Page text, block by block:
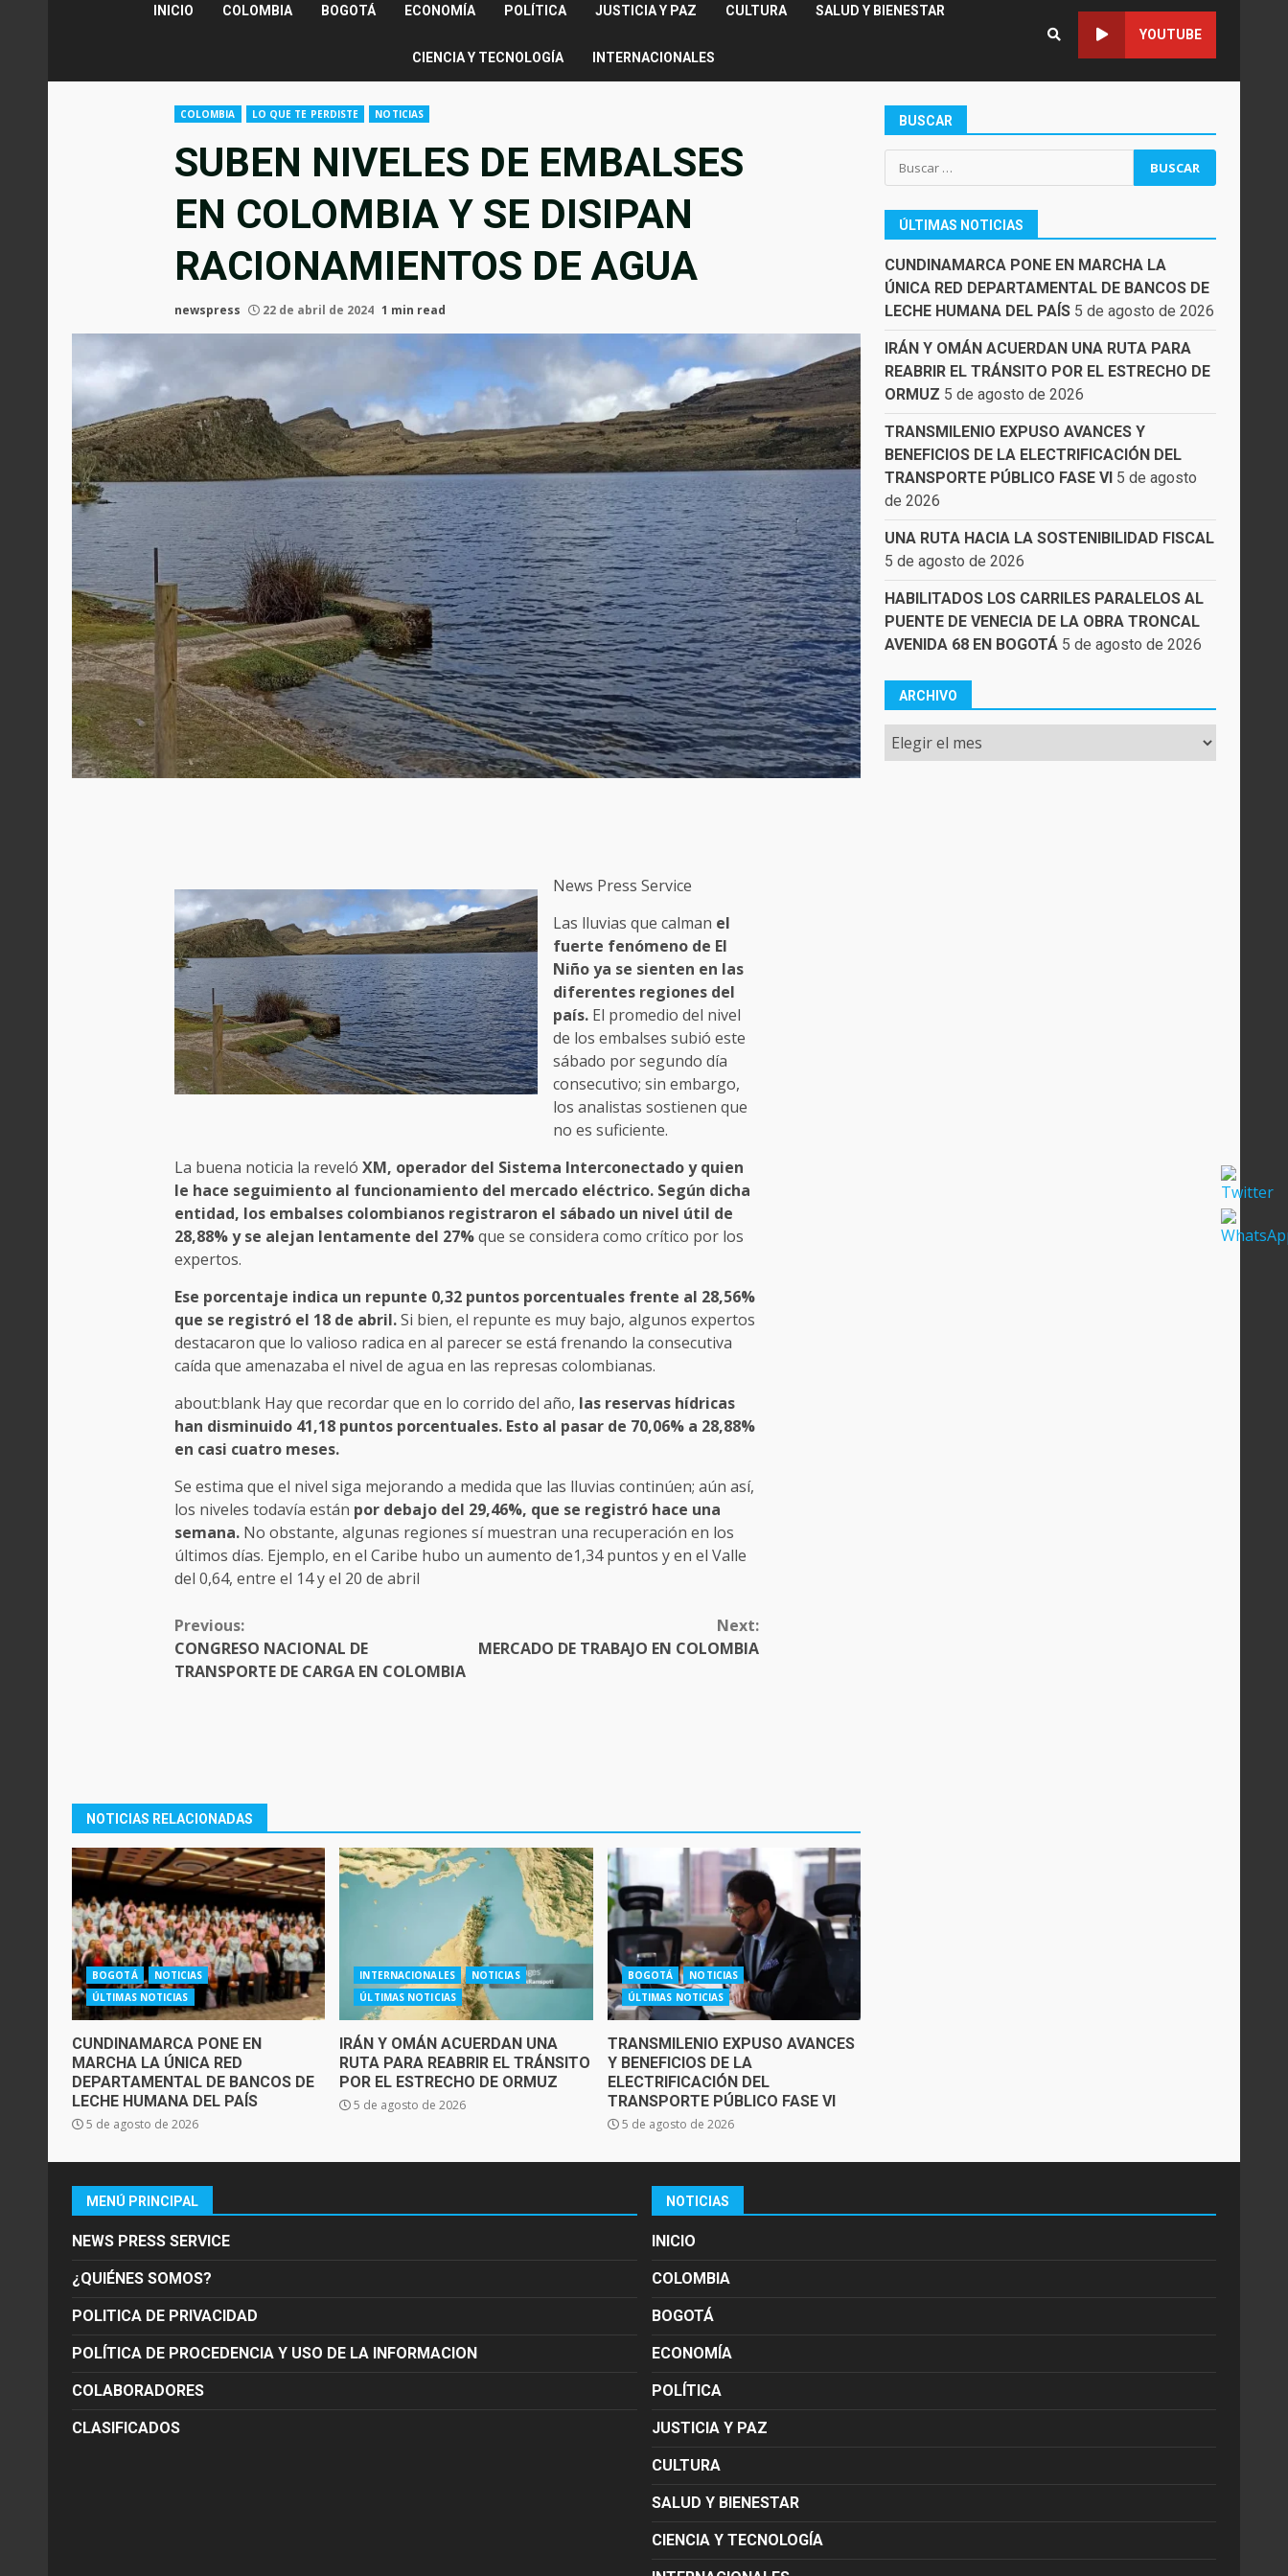
INICIO COLOMBIA BOGOTÁ ECONOMÍA POLÍTICA JUSTICIA Y PAZ CULTURA SALUD Y BIENESTAR
CIENCIA Y TECNOLOGÍA INTERNACIONALES
YOUTUBE
COLOMBIA LO QUE TE PERDISTE NOTICIAS
SUBEN NIVELES DE EMBALSES
EN COLOMBIA Y SE DISIPAN
RACIONAMIENTOS DE AGUA
newspress 22 de abril de 2024 1 min read
News Press Service
Las lluvias que calman el
fuerte fenómeno de El
Niño ya se sienten en las
diferentes regiones del
país. El promedio del nivel
de los embalses subió este
sábado por segundo día
consecutivo; sin embargo,
los analistas sostienen que
no es suficiente.
La buena noticia la reveló XM, operador del Sistema Interconectado y quien
le hace seguimiento al funcionamiento del mercado eléctrico. Según dicha
entidad, los embalses colombianos registraron el sábado un nivel útil de
28,88% y se alejan lentamente del 27%que se considera como crítico por los
expertos.
Ese porcentaje indica un repunte 0,32 puntos porcentuales frente al 28,56%
que se registró el 18 de abril.Si bien, el repunte es muy bajo, algunos expertos
destacaron que lo valioso radica en al parecer se está frenando la consecutiva
caída que amenazaba el nivel de agua en las represas colombianas.
about:blank Hay que recordar que en lo corrido del año, las reservas hídricas
han disminuido 41,18 puntos porcentuales. Esto al pasar de 70,06% a 28,88%
en casi cuatro meses.
Se estima que el nivel siga mejorando a medida que las lluvias continúen; aún así,
los niveles todavía están por debajo del 29,46%, que se registró hace una
semana.No obstante, algunas regiones sí muestran una recuperación en los
últimos días. Ejemplo, en el Caribe hubo un aumento de1,34 puntos y en el Valle
del 0,64, entre el 14 y el 20 de abril
CONTINUE
READING
Previous:
CONGRESO NACIONAL DE
TRANSPORTE DE CARGA EN COLOMBIA
Next:
MERCADO DE TRABAJO EN COLOMBIA
NOTICIAS RELACIONADAS
BOGOTÁ
NOTICIAS
ÚLTIMAS NOTICIAS
CUNDINAMARCA PONE EN
MARCHA LA ÚNICA RED
DEPARTAMENTAL DE BANCOS DE
LECHE HUMANA DEL PAÍS
5 de agosto de 2026
INTERNACIONALES
NOTICIAS
ÚLTIMAS NOTICIAS
IRÁN Y OMÁN ACUERDAN UNA
RUTA PARA REABRIR EL TRÁNSITO
POR EL ESTRECHO DE ORMUZ
5 de agosto de 2026
BOGOTÁ
NOTICIAS
ÚLTIMAS NOTICIAS
TRANSMILENIO EXPUSO AVANCES
Y BENEFICIOS DE LA
ELECTRIFICACIÓN DEL
TRANSPORTE PÚBLICO FASE VI
5 de agosto de 2026
BUSCAR
Buscar:
ÚLTIMAS NOTICIAS
CUNDINAMARCA PONE EN MARCHA LA
ÚNICA RED DEPARTAMENTAL DE BANCOS DE
LECHE HUMANA DEL PAÍS 5 de agosto de 2026
IRÁN Y OMÁN ACUERDAN UNA RUTA PARA
REABRIR EL TRÁNSITO POR EL ESTRECHO DE
ORMUZ 5 de agosto de 2026
TRANSMILENIO EXPUSO AVANCES Y
BENEFICIOS DE LA ELECTRIFICACIÓN DEL
TRANSPORTE PÚBLICO FASE VI 5 de agosto
de 2026
UNA RUTA HACIA LA SOSTENIBILIDAD FISCAL
5 de agosto de 2026
HABILITADOS LOS CARRILES PARALELOS AL
PUENTE DE VENECIA DE LA OBRA TRONCAL
AVENIDA 68 EN BOGOTÁ 5 de agosto de 2026
ARCHIVO
Archivo
MENÚ PRINCIPAL
NEWS PRESS SERVICE
¿QUIÉNES SOMOS?
POLITICA DE PRIVACIDAD
POLÍTICA DE PROCEDENCIA Y USO DE LA INFORMACION
COLABORADORES
CLASIFICADOS
NOTICIAS
INICIO
COLOMBIA
BOGOTÁ
ECONOMÍA
POLÍTICA
JUSTICIA Y PAZ
CULTURA
SALUD Y BIENESTAR
CIENCIA Y TECNOLOGÍA